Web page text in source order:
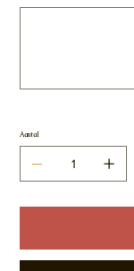
Aantal